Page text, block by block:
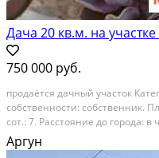
Дача 20 кв.м. на участке
750 000 руб.
продаётся дачный участок
собственности: собственник.
сот.: 7. Расстояние до города:
Вид объекта: дачи. Этажей в
аргун
Аргун